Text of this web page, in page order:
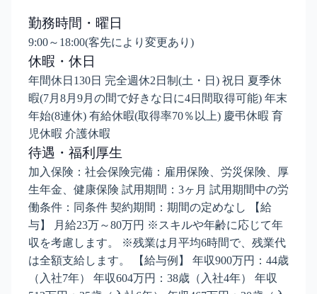
勤務時間・曜日
9:00～18:00(客先により変更あり)
休暇・休日
年間休日130日 完全週休2日制(土・日) 祝日 夏季休
暇(7月8月9月の間で好きな日に4日間取得可能) 年末
年始(8連休) 有給休暇(取得率70％以上) 慶弔休暇 育
児休暇 介護休暇
待遇・福利厚生
加入保険：社会保険完備：雇用保険、労災保険、厚
生年金、健康保険 試用期間：3ヶ月 試用期間中の労
働条件：同条件 契約期間：期間の定めなし 【給
与】 月給23万～80万円 ※スキルや年齢に応じて年
収を考慮します。 ※残業は月平均6時間で、残業代
は全額支給します。 【給与例】 年収900万円：44歳
（入社7年） 年収604万円：38歳（入社4年） 年収